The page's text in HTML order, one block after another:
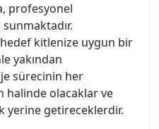
profesyonel
hedef kitlenize uygun bir
yakından
sürecinin her
halinde olacaklar ve
yerine getireceklerdir.